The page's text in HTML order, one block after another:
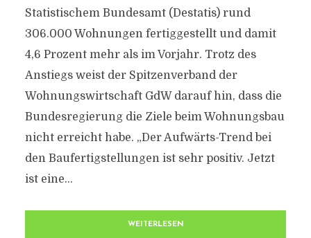
Statistischem Bundesamt (Destatis) rund
306.000 Wohnungen fertiggestellt und damit
4,6 Prozent mehr als im Vorjahr. Trotz des
Anstiegs weist der Spitzenverband der
Wohnungswirtschaft GdW darauf hin, dass die
Bundesregierung die Ziele beim Wohnungsbau
nicht erreicht habe. „Der Aufwärts-Trend bei
den Baufertigstellungen ist sehr positiv. Jetzt
ist eine...
WEITERLESEN